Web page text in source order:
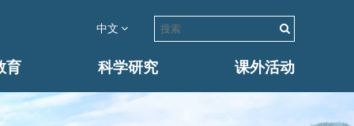
中文
育 科学研究 课外活动